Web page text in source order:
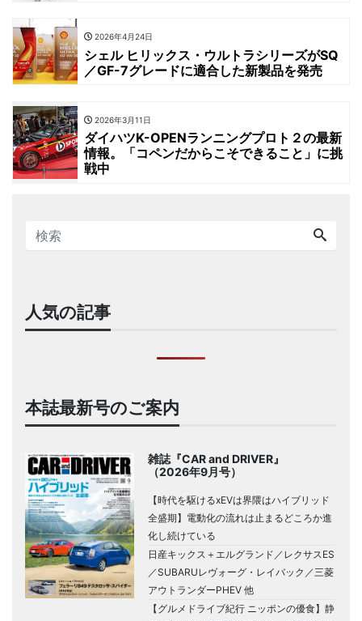
2026年4月24日
シェル ヒリックス・ウルトラシリーズがSQ
／GF-7グレードに適合した新製品を発売
2026年3月11日
ダイハツK-OPENランニングプロト２の最新
情報。「コペンだからこそできること」に挑
戦中
人気の記事
本誌最新号のご案内
雑誌『CAR and DRIVER』
（2026年9月号）
【時代を駆けるxEVは界隈はハイブリッド
全盛期】電動化の流れは止まるどころか進
化し続けている
日産キックス＋エルグランド／レクサスES
／SUBARUレヴォーグ・レイバック／三菱
アウトランダーPHEV 他
【グルメドライブ紀行 ニッポンの優食】静